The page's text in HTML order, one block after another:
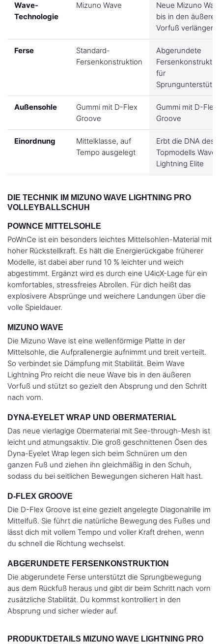
Wave-
Technologie
Mizuno Wave
Neue Mizuno
bis in den äußeren
Vorfuß verlängert
Ferse
Standard-
Fersenkonstruktion
Abgerundete
für
Außensohle
Gummi mit D-Flex
Groove
Gummi mit D-Flex
Groove
Einordnung
Mittelklasse, auf
Tempo ausgelegt
Erbt die DNA des
Topmodells Wave
Lightning Elite
DIE TECHNIK IM MIZUNO WAVE LIGHTNING PRO
VOLLEYBALLSCHUH
POWNCE MITTELSOHLE
PoWnCe ist ein besonders leichtes Mittelsohlen-Material mit
hoher Rückstellkraft. Es hält die Energierückgabe früherer
Modelle, ist dabei aber rund 10 % leichter und weich
abgestimmt. Ergänzt wird es durch eine U4icX-Lage für ein
komfortables, stressfreies Abrollen. Für dich heißt das
explosivere Absprünge und weichere Landungen über die
volle Spieldauer.
MIZUNO WAVE
Die Mizuno Wave ist eine wellenförmige Platte in der
Mittelsohle, die Aufprallenergie aufnimmt und breit verteilt.
So verbindet sie Dämpfung mit Stabilität. Beim Wave
Lightning Pro reicht die neue Wave bis in den äußeren
Vorfuß und stützt so gezielt den Absprung und den Schritt
nach vorn.
DYNA-EYELET WRAP UND OBERMATERIAL
Das neue vierlagige Obermaterial mit See-through-Mesh ist
leicht und atmungsaktiv. Die groß geschnittenen Ösen des
Dyna-Eyelet Wrap legen sich beim Schnüren um den
ganzen Fuß und ziehen ihn gleichmäßig in den Schuh,
sodass du bei seitlichen Bewegungen sicheren Halt hast.
D-FLEX GROOVE
Die D-Flex Groove ist eine gezielt angelegte Diagonalrille im
Mittelfuß. Sie führt die natürliche Bewegung des Fußes und
lässt dich mit vollem Tempo und voller Kraft drehen, wenn
du schnell die Richtung wechselst.
ABGERUNDETE FERSENKONSTRUKTION
Die abgerundete Ferse unterstützt die Sprungbewegung
aus dem Rückfuß heraus und gibt dir beim Schritt nach vorn
zusätzliche Stabilität. Du kommst kontrolliert in den
Absprung und sicher wieder auf.
PRODUKTDETAILS MIZUNO WAVE LIGHTNING PRO